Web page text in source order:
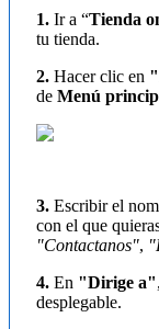
1. Ir a “Tienda
tu tienda.
2. Hacer clic en
de Menú
3. Escribir el
con el que
"Contactanos",
4. En "Dirige a"
desplegable.